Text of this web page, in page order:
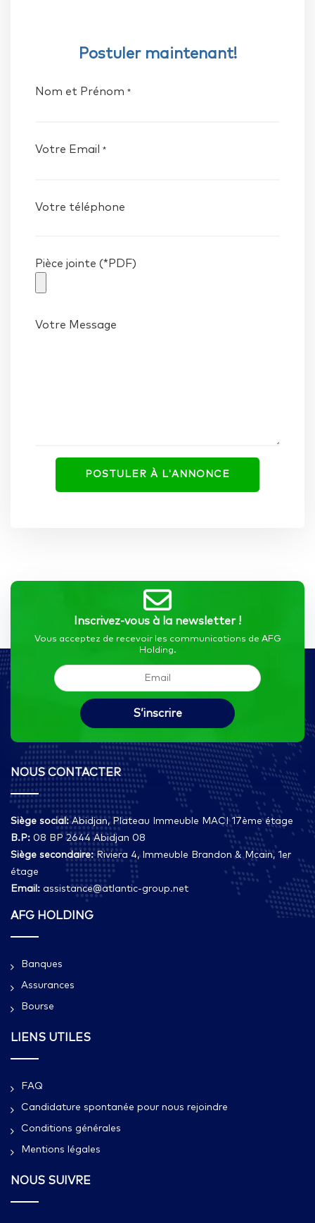
Postuler maintenant!
Nom et Prénom *
Votre Email *
Votre téléphone
Pièce jointe (*PDF)
Votre Message
Inscrivez-vous à la newsletter !
Vous acceptez de recevoir les communications de AFG
Holding.
NOUS CONTACTER
Siège social:Abidjan, Plateau Immeuble MACI 17ème étage
B.P: 08 BP 2644 Abidjan 08
Siège secondaire:Riviera 4, Immeuble Brandon & Mcain, 1er
étage
Email: assistance@atlantic-group.net
AFG HOLDING
Banques
Assurances
Bourse
LIENS UTILES
FAQ
Candidature spontanée pour nous rejoindre
Conditions générales
Mentions légales
NOUS SUIVRE